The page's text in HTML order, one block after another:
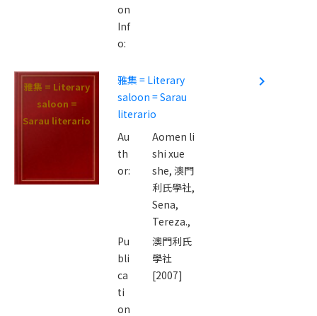
on
Inf
o:
雅集 = Literary
saloon =
Sarau literario
雅集 = Literary
saloon = Sarau
literario
Au
th
or:
Aomen li
shi xue
she, 澳門
利氏學社,
Sena,
Tereza.,
Pu
bli
ca
ti
on
澳門利氏
學社
[2007]
navigate_next